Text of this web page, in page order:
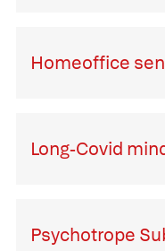
Homeoffice
Long-Covid
Psychotrope